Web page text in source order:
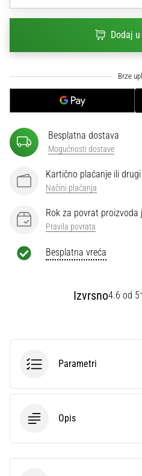
sa
službenim
Nike,
adidas
PUMA.
Budi
dio
svake
gola…
Prikaži
članke
Dodaj
Besplatna dostava
Mogućnosti dostave
Kartično plaćanje ili
Načini plaćanja
Rok za povrat proizvoda
Pravila povrata
Besplatna vreća
Izvrsno4.6 od 5
Parametri
Opis